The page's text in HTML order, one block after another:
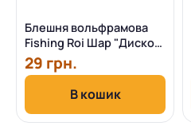
Блешня вольфрамова
Fishing Roi Шар "Диско"
з вушком 3мм (чорний
нікель)
29 грн.
В кошик